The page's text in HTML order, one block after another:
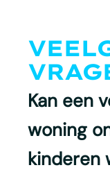
Kan een
woning
kinderen